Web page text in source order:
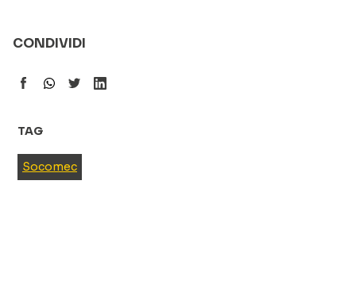
CONDIVIDI
TAG
Socomec